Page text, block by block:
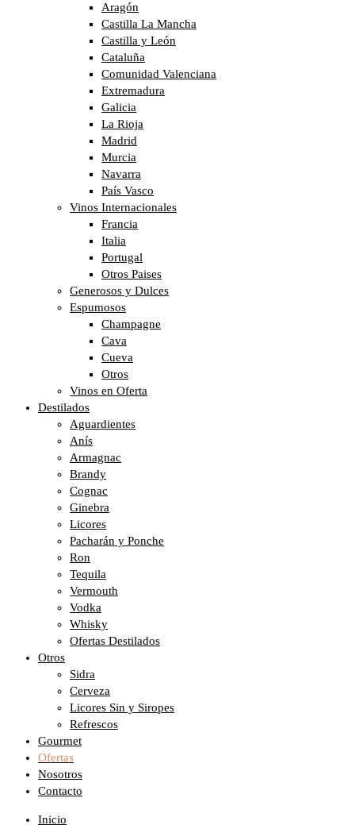
Aragón
Castilla La Mancha
Castilla y León
Cataluña
Comunidad Valenciana
Extremadura
Galicia
La Rioja
Madrid
Murcia
Navarra
País Vasco
Vinos Internacionales
Francia
Italia
Portugal
Otros Paises
Generosos y Dulces
Espumosos
Champagne
Cava
Cueva
Otros
Vinos en Oferta
Destilados
Aguardientes
Anís
Armagnac
Brandy
Cognac
Ginebra
Licores
Pacharán y Ponche
Ron
Tequila
Vermouth
Vodka
Whisky
Ofertas Destilados
Otros
Sidra
Cerveza
Licores Sin y Siropes
Refrescos
Gourmet
Ofertas
Nosotros
Contacto
Inicio